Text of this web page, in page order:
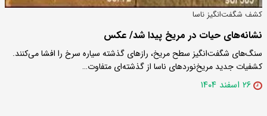
کشف شگفت‌انگیز ناسا
نشانه‌های حیات در مریخ پیدا شد/ عکس
سنگ‌های شگفت‌انگیز سطح مریخ، رازهای گذشته سیاره سرخ را افشا می‌کنند.
کشفیات جدید مریخ‌نوردهای ناسا از گذشته‌ای متفاوت…
۲۶ اسفند ۱۴۰۴